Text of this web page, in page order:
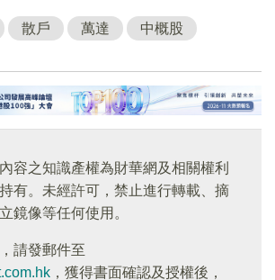
散戶 萬達 中概股
容之知識產權為財華網及相關權利
有。未經許可，禁止進行轉載、摘
鏡像等任何使用。
請發郵件至
，獲得書面確認及授權後，